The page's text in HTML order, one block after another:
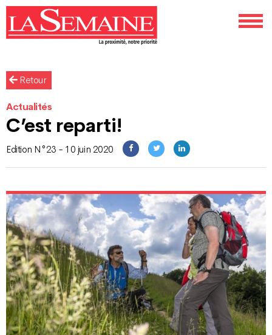
Retour
Actualités
C’est reparti!
Edition N°23 - 10 juin 2020